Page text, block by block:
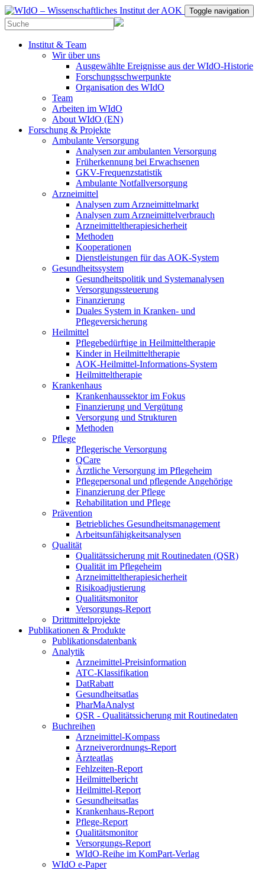
Toggle navigation
Institut & Team
Wir über uns
Ausgewählte Ereignisse aus der WIdO-Historie
Forschungsschwerpunkte
Organisation des WIdO
Team
Arbeiten im WIdO
About WIdO (EN)
Forschung & Projekte
Ambulante Versorgung
Analysen zur ambulanten Versorgung
Früherkennung bei Erwachsenen
GKV-Frequenzstatistik
Ambulante Notfallversorgung
Arzneimittel
Analysen zum Arzneimittelmarkt
Analysen zum Arzneimittelverbrauch
Arzneimitteltherapiesicherheit
Methoden
Kooperationen
Dienstleistungen für das AOK-System
Gesundheitssystem
Gesundheitspolitik und Systemanalysen
Versorgungssteuerung
Finanzierung
Duales System in Kranken- und
Pflegeversicherung
Heilmittel
Pflegebedürftige in Heilmitteltherapie
Kinder in Heilmitteltherapie
AOK-Heilmittel-Informations-System
Heilmitteltherapie
Krankenhaus
Krankenhaussektor im Fokus
Finanzierung und Vergütung
Versorgung und Strukturen
Methoden
Pflege
Pflegerische Versorgung
QCare
Ärztliche Versorgung im Pflegeheim
Pflegepersonal und pflegende Angehörige
Finanzierung der Pflege
Rehabilitation und Pflege
Prävention
Betriebliches Gesundheitsmanagement
Arbeitsunfähigkeitsanalysen
Qualität
Qualitätssicherung mit Routinedaten (QSR)
Qualität im Pflegeheim
Arzneimitteltherapiesicherheit
Risikoadjustierung
Qualitätsmonitor
Versorgungs-Report
Drittmittelprojekte
Publikationen & Produkte
Publikationsdatenbank
Analytik
Arzneimittel-Preisinformation
ATC-Klassifikation
DatRabatt
Gesundheitsatlas
PharMaAnalyst
QSR - Qualitätssicherung mit Routinedaten
Buchreihen
Arzneimittel-Kompass
Arzneiverordnungs-Report
Ärzteatlas
Fehlzeiten-Report
Heilmittelbericht
Heilmittel-Report
Gesundheitsatlas
Krankenhaus-Report
Pflege-Report
Qualitätsmonitor
Versorgungs-Report
WIdO-Reihe im KomPart-Verlag
WIdO e-Paper